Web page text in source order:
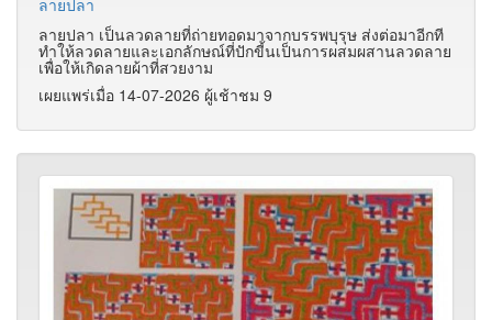
ลายปลา
ลายปลา เป็นลวดลายที่ถ่ายทอดมาจากบรรพบุรุษ ส่งต่อมาอีกที
ทำให้ลวดลายและเอกลักษณ์ที่ปักขี้นเป็นการผสมผสานลวดลาย
เพื่อให้เกิดลายผ้าที่สวยงาม
เผยแพร่เมื่อ 14-07-2026 ผู้เช้าชม 9